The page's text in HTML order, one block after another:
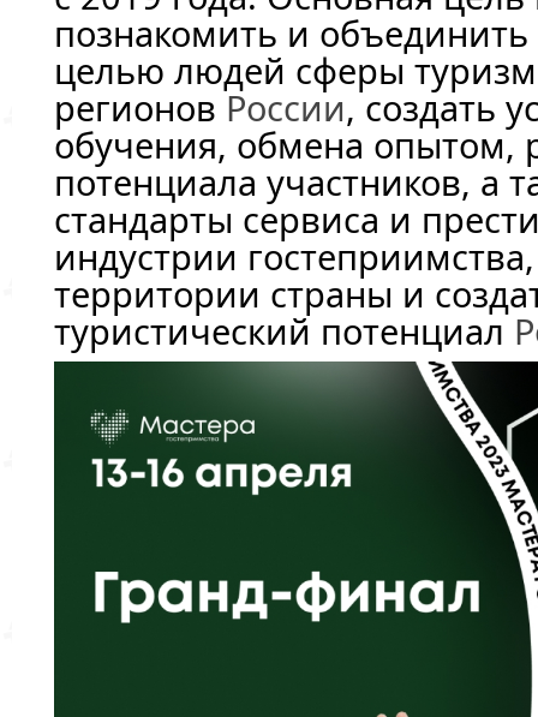
познакомить и
целью людей сферы
регионовРоссии, создать
обучения, обмена опытом,
потенциала участников, а
стандарты сервиса и
индустрии
территории страны и
туристический потенциал